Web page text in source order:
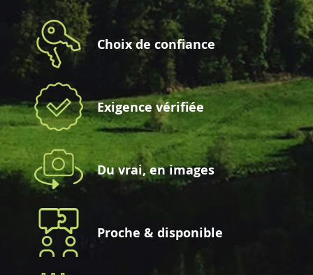
Choix de confiance
Exigence vérifiée
Du vrai, en images
Proche & disponible